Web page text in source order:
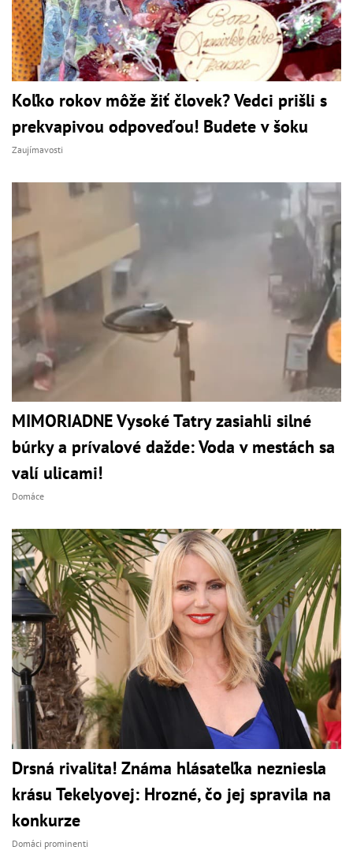
Koľko rokov môže žiť človek? Vedci prišli s
prekvapivou odpoveďou! Budete v šoku
Zaujímavosti
MIMORIADNE Vysoké Tatry zasiahli silné
búrky a prívalové dažde: Voda v mestách sa
valí ulicami!
Domáce
Drsná rivalita! Známa hlásateľka nezniesla
krásu Tekelyovej: Hrozné, čo jej spravila na
konkurze
Domáci prominenti